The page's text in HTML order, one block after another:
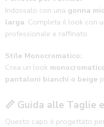
Indossalo con una gonna
larga. Completa il look con
professionale e raffinato.
Stile Monocromatico:
Crea un look
pantaloni bianchi o beige
📏 Guida alle Taglie
Questo capo è progettato